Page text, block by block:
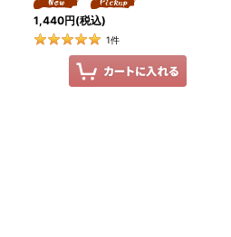
1,440円(税込)
1件